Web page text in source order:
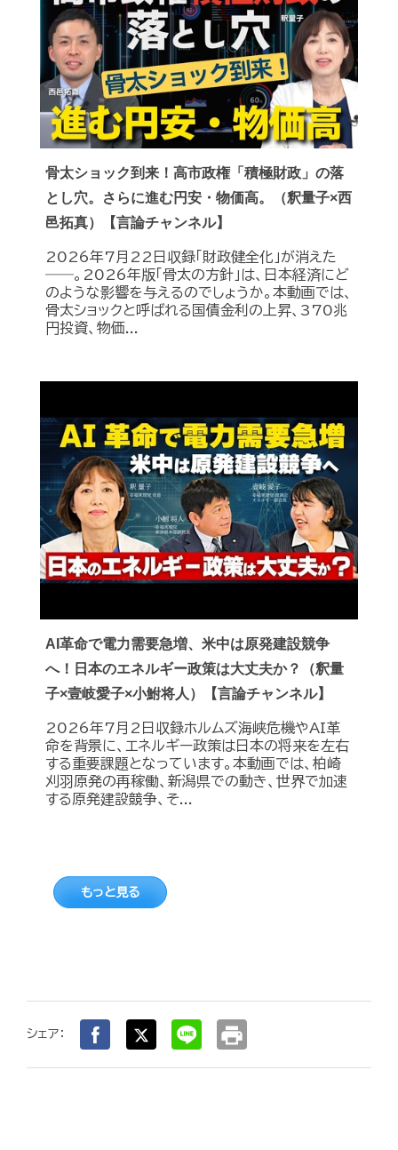
骨太ショック到来！高市政権「積極財政」の落
とし穴。さらに進む円安・物価高。（釈量子×西
邑拓真）【言論チャンネル】
2026年7月22日収録「財政健全化」が消えた
――。2026年版「骨太の方針」は、日本経済にど
のような影響を与えるのでしょうか。本動画では、
骨太ショックと呼ばれる国債金利の上昇、370兆
円投資、物価...
AI革命で電力需要急増、米中は原発建設競争
へ！日本のエネルギー政策は大丈夫か？（釈量
子×壹岐愛子×小鮒将人）【言論チャンネル】
2026年7月2日収録ホルムズ海峡危機やAI革
命を背景に、エネルギー政策は日本の将来を左右
する重要課題となっています。本動画では、柏崎
刈羽原発の再稼働、新潟県での動き、世界で加速
する原発建設競争、そ...
もっと見る
シェア： print